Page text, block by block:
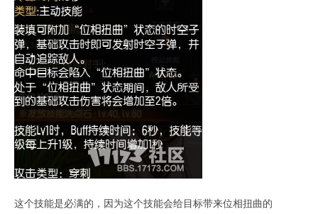
这个技能是必满的，因为这个技能会给目标带来位相扭曲的